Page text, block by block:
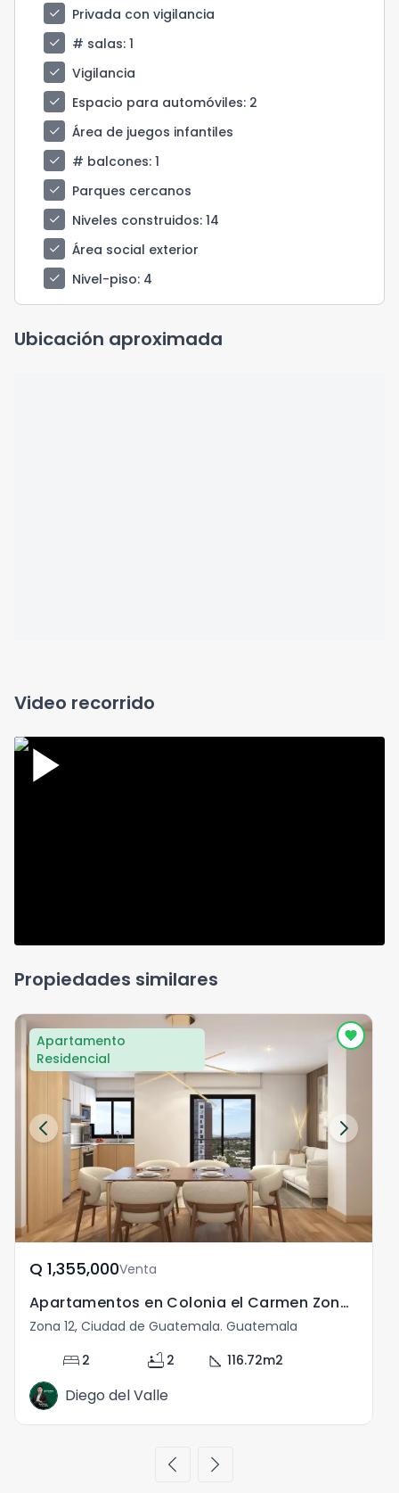
check
Privada con vigilancia
check
# salas: 1
check
Vigilancia
check
Espacio para automóviles: 2
check
Área de juegos infantiles
check
# balcones: 1
check
Parques cercanos
check
Niveles construidos: 14
check
Área social exterior
check
Nivel-piso: 4
Ubicación aproximada
Video recorrido
Propiedades similares
Apartamento
Residencial
Q	1,355,000Venta
Apartamentos en Colonia el Carmen Zona 12 en Venta
Zona 12, Ciudad de Guatemala. Guatemala
bed 2 bathtub 2 square_foot 116.72m2
Diego del Valle
chevron_left chevron_right